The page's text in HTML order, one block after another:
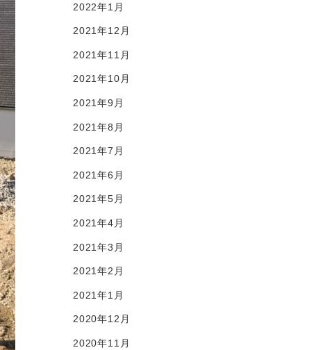
2022年1月
2021年12月
2021年11月
2021年10月
2021年9月
2021年8月
2021年7月
2021年6月
2021年5月
2021年4月
2021年3月
2021年2月
2021年1月
2020年12月
2020年11月